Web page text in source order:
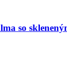
so